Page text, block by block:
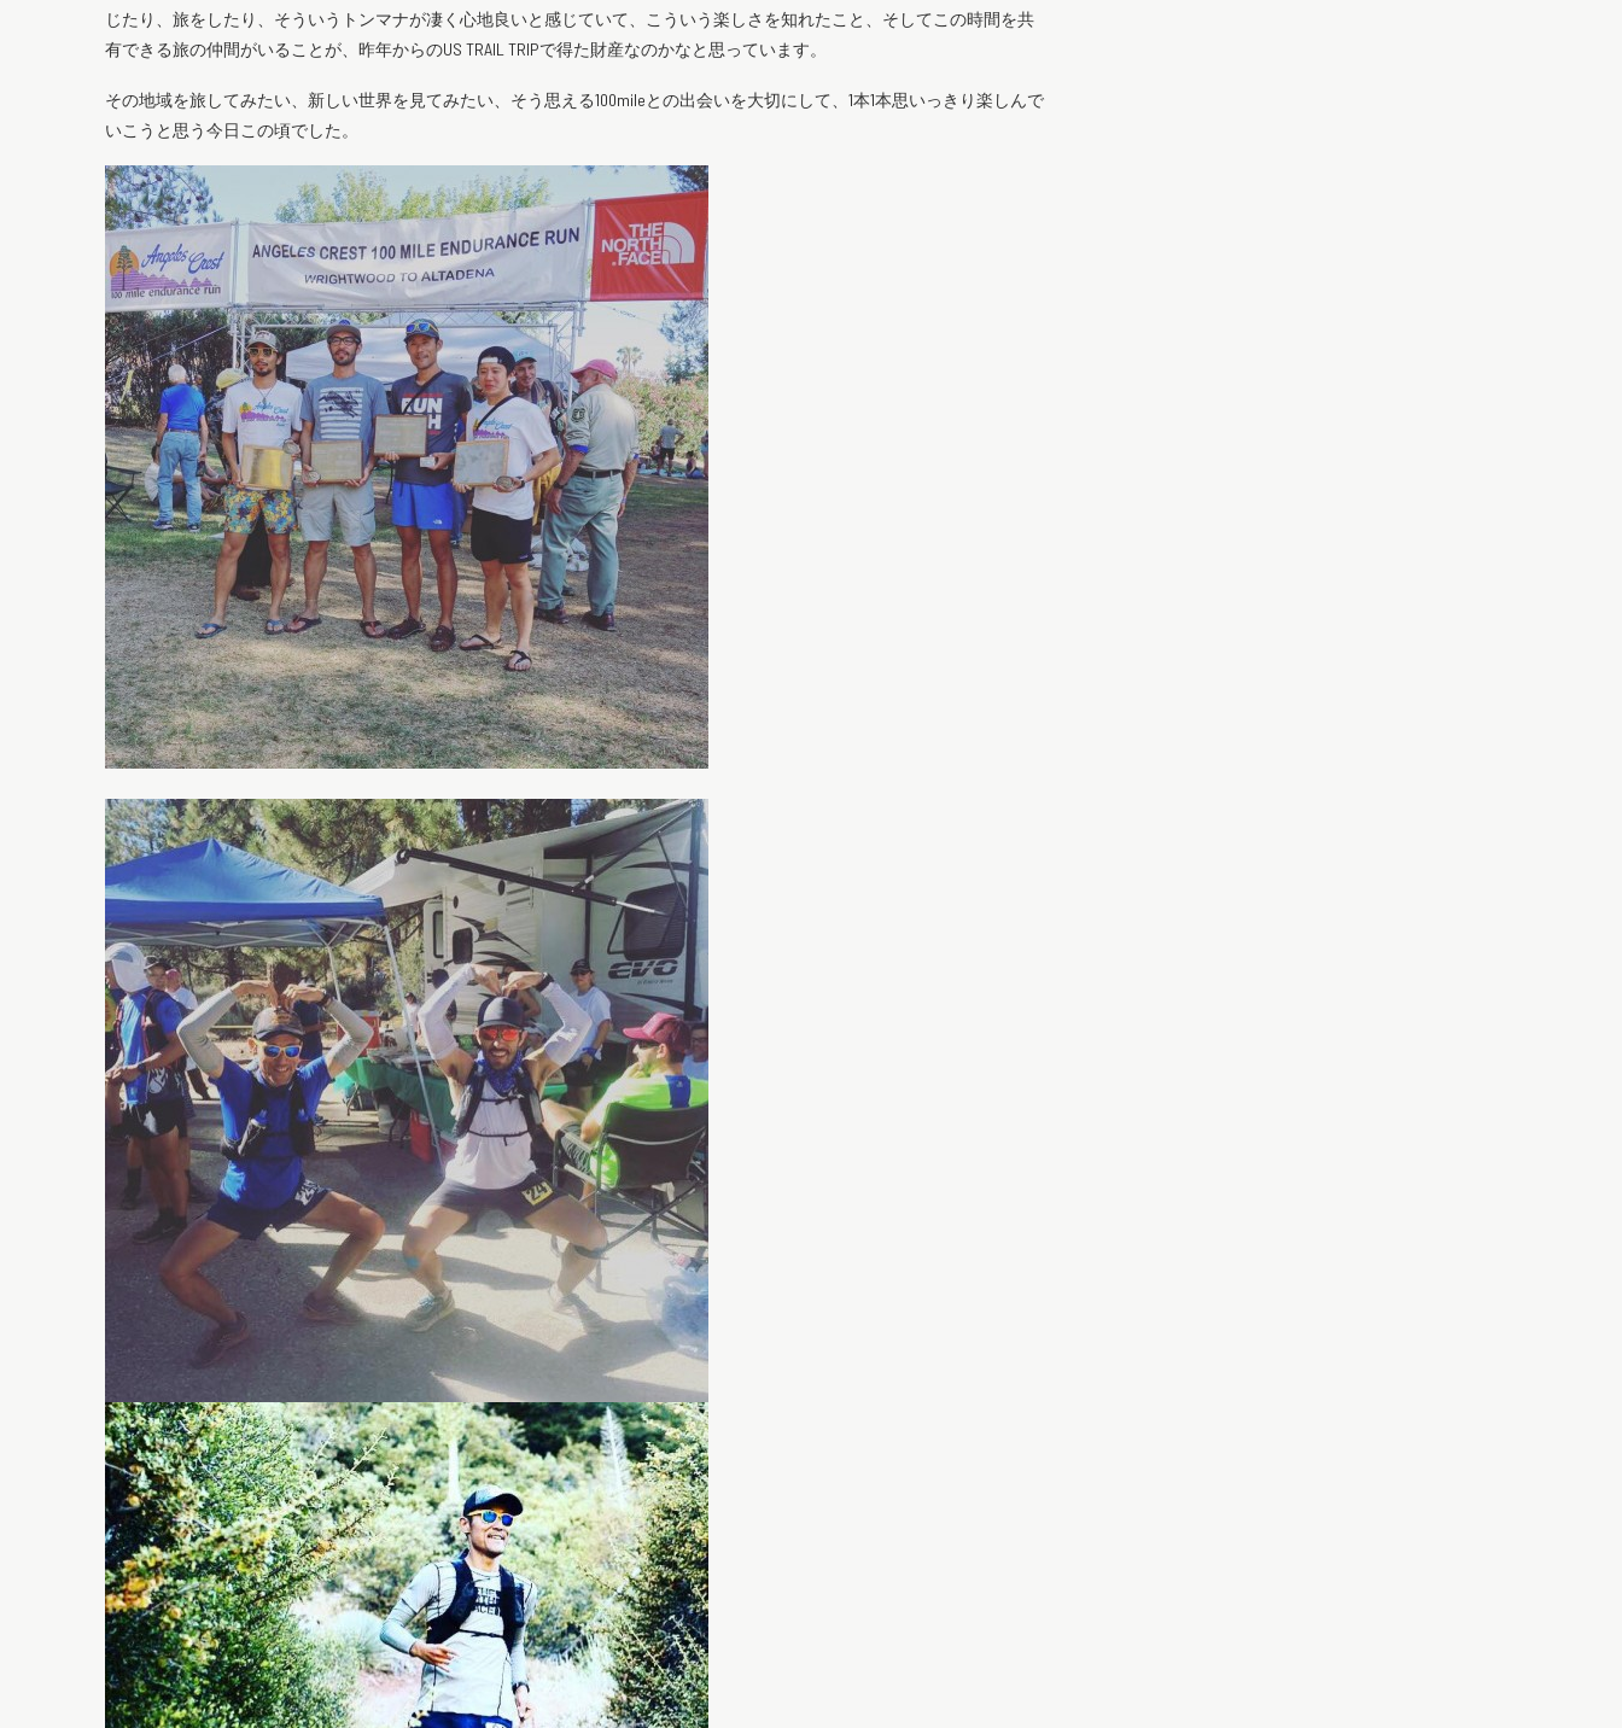
じたり、旅をしたり、そういうトンマナが凄く心地良いと感じていて、こういう楽しさを知れたこと、そしてこの時間を共
有できる旅の仲間がいることが、昨年からのUS TRAIL TRIPで得た財産なのかなと思っています。
その地域を旅してみたい、新しい世界を見てみたい、そう思える100mileとの出会いを大切にして、1本1本思いっきり楽しんで
いこうと思う今日この頃でした。